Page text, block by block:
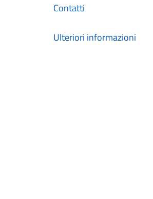
Contatti
Ulteriori informazioni